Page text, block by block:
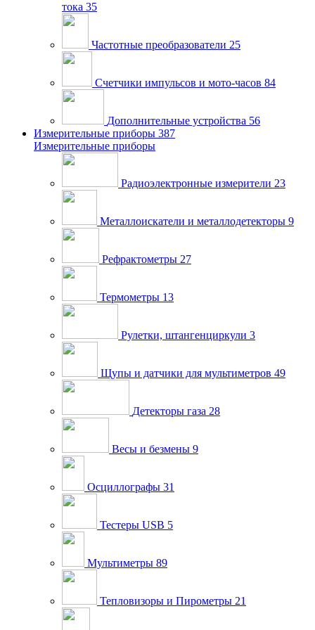
тока 35
Частотные преобразователи 25
Счетчики импульсов и мото-часов 84
Дополнительные устройства 56
Измерительные приборы 387
Измерительные приборы
Радиоэлектронные измерители 23
Металлоискатели и металлодетекторы 9
Рефрактометры 27
Термометры 13
Рулетки, штангенциркули 3
Щупы и датчики для мультиметров 49
Детекторы газа 28
Весы и безмены 9
Осциллографы 31
Тестеры USB 5
Мультиметры 89
Тепловизоры и Пирометры 21